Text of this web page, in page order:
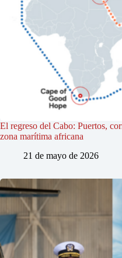
El regreso del Cabo: Puertos,
zona marítima africana
21 de mayo de 2026